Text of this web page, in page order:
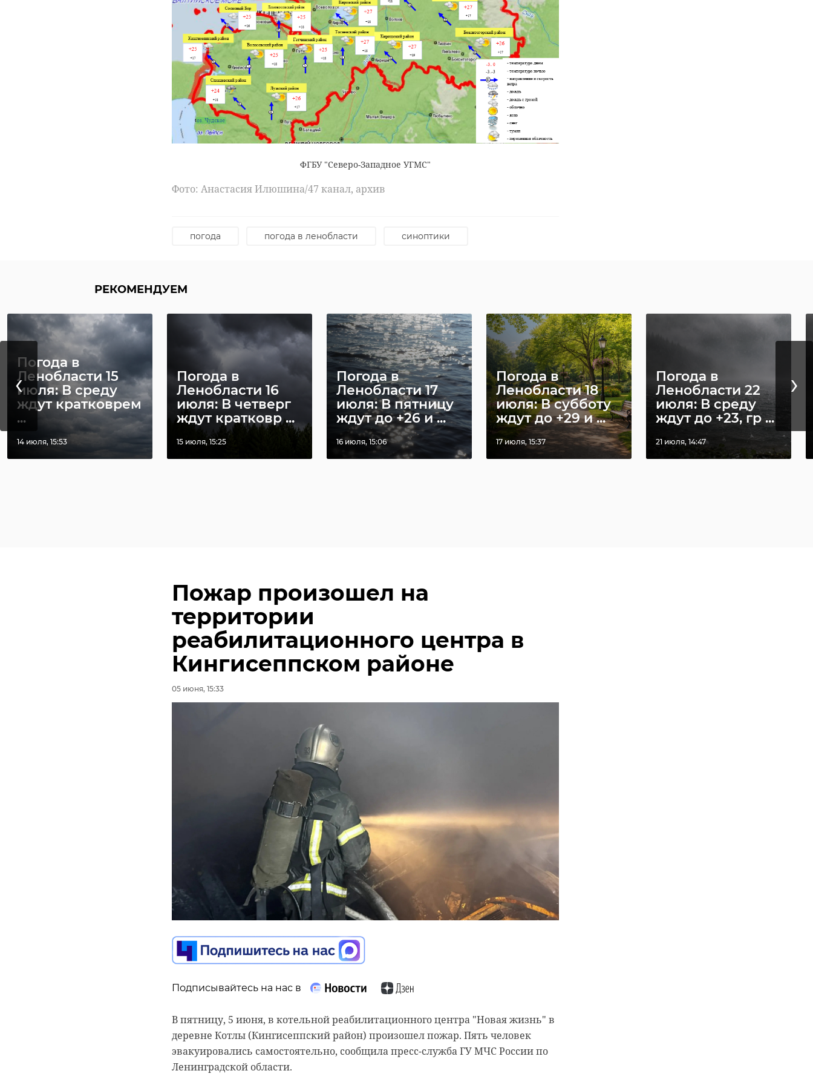
ФГБУ "Северо-Западное УГМС"
Фото: Анастасия Илюшина/47 канал, архив
погода погода в ленобласти синоптики
РЕКОМЕНДУЕМ
Погода в
Ленобласти 15
июля: В среду
ждут кратковрем
...
14 июля, 15:53
Погода в
Ленобласти 16
июля: В четверг
ждут кратковр ...
15 июля, 15:25
Погода в
Ленобласти 17
июля: В пятницу
ждут до +26 и ...
16 июля, 15:06
Погода в
Ленобласти 18
июля: В субботу
ждут до +29 и ...
17 июля, 15:37
Погода в
Ленобласти 22
июля: В среду
ждут до +23, гр ...
21 июля, 14:47
‹ ›
Пожар произошел на
территории
реабилитационного центра в
Кингисеппском районе
05 июня, 15:33
Подписывайтесь на нас в
В пятницу, 5 июня, в котельной реабилитационного центра "Новая жизнь" в
деревне Котлы (Кингисеппский район) произошел пожар. Пять человек
эвакуировались самостоятельно, сообщила пресс-служба ГУ МЧС России по
Ленинградской области.
Фото: https://vk.com/wall-40738724_52461
пулково атаки бпла леонид сергеев